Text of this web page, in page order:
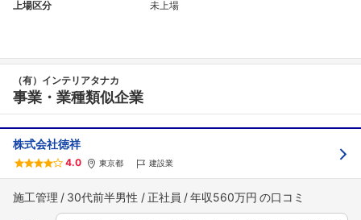
上場区分 未上場
（有）インテリアタナカ
事業・業種類似企業
株式会社徳祥
4.0 東京都 建設業
施工管理 30代前半男性 正社員 年収560万円